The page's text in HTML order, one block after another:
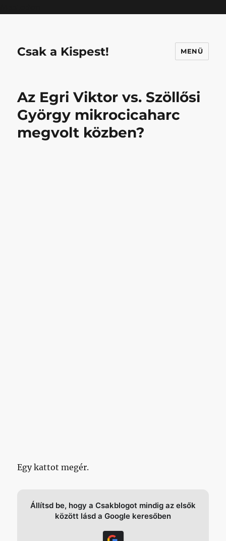
Csak a Kispest! MENÜ
Az Egri Viktor vs. Szöllősi
György mikrocicaharc
megvolt közben?
Egy kattot megér.
Állítsd be, hogy a Csakblogot mindig az elsők
között lásd a Google keresőben